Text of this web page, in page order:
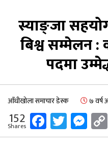
स्याङ्जा
बिश्व सम्मेलन :
पदमा
आँधीखोला समाचार डेस्क ७ वर्ष
152
Shares Facebook